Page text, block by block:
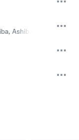
, Ashibah